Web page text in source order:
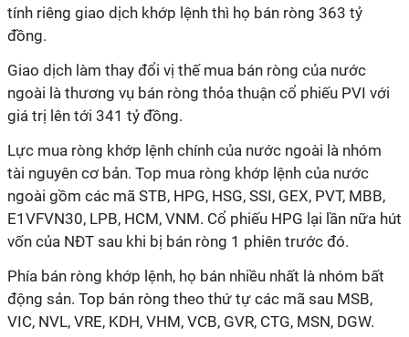
tính riêng giao dịch khớp lệnh thì họ bán ròng 363 tỷ
đồng.
Giao dịch làm thay đổi vị thế mua bán ròng của nước
ngoài là thương vụ bán ròng thỏa thuận cổ phiếu PVI với
giá trị lên tới 341 tỷ đồng.
Lực mua ròng khớp lệnh chính của nước ngoài là nhóm
tài nguyên cơ bản. Top mua ròng khớp lệnh của nước
ngoài gồm các mã STB, HPG, HSG, SSI, GEX, PVT, MBB,
E1VFVN30, LPB, HCM, VNM. Cổ phiếu HPG lại lần nữa hút
vốn của NĐT sau khi bị bán ròng 1 phiên trước đó.
Phía bán ròng khớp lệnh, họ bán nhiều nhất là nhóm bất
động sản. Top bán ròng theo thứ tự các mã sau MSB,
VIC, NVL, VRE, KDH, VHM, VCB, GVR, CTG, MSN, DGW.